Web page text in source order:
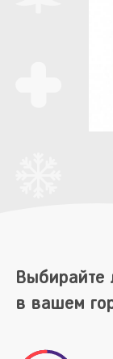
Выбирайте
в вашем